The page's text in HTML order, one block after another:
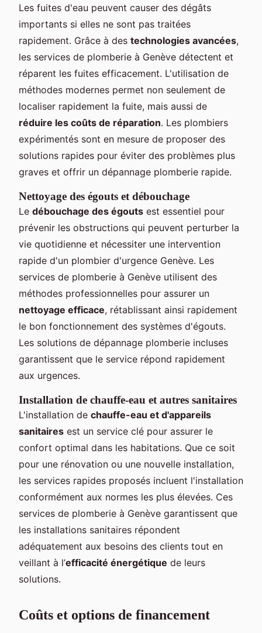
Les fuites d'eau peuvent causer des dégâts
importants si elles ne sont pas traitées
rapidement. Grâce à des technologies avancées,
les services de plomberie à Genève détectent et
réparent les fuites efficacement. L'utilisation de
méthodes modernes permet non seulement de
localiser rapidement la fuite, mais aussi de
réduire les coûts de réparation. Les plombiers
expérimentés sont en mesure de proposer des
solutions rapides pour éviter des problèmes plus
graves et offrir un dépannage plomberie rapide.
Nettoyage des égouts et débouchage
Le débouchage des égouts est essentiel pour
prévenir les obstructions qui peuvent perturber la
vie quotidienne et nécessiter une intervention
rapide d'un plombier d'urgence Genève. Les
services de plomberie à Genève utilisent des
méthodes professionnelles pour assurer un
nettoyage efficace, rétablissant ainsi rapidement
le bon fonctionnement des systèmes d'égouts.
Les solutions de dépannage plomberie incluses
garantissent que le service répond rapidement
aux urgences.
Installation de chauffe-eau et autres sanitaires
L'installation de chauffe-eau et d'appareils
sanitaires est un service clé pour assurer le
confort optimal dans les habitations. Que ce soit
pour une rénovation ou une nouvelle installation,
les services rapides proposés incluent l'installation
conformément aux normes les plus élevées. Ces
services de plomberie à Genève garantissent que
les installations sanitaires répondent
adéquatement aux besoins des clients tout en
veillant à l’efficacité énergétique de leurs
solutions.
Coûts et options de financement